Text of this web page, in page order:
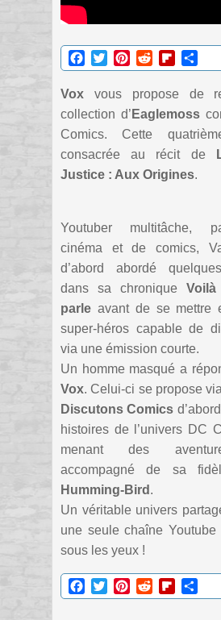
Facebook
TwitterPinterestReddit
Vox vous propose de
collection d’ Eaglemoss
Comics. Cette
consacrée au récit de
Justice : Aux Origines.
Youtuber multitâche,
cinéma et de comics,
d’abord abordé
dans sa chronique
parle avant de se mettre
super-héros capable de
via une émission courte.
Un homme masqué a
Vox. Celui-ci se propose
Discutons Comics
histoires de l’univers DC
menant des
accompagné de sa
Humming-Bird .
Un véritable univers
une seule chaîne Youtube
sous les yeux !
Facebook
TwitterPinterestReddit